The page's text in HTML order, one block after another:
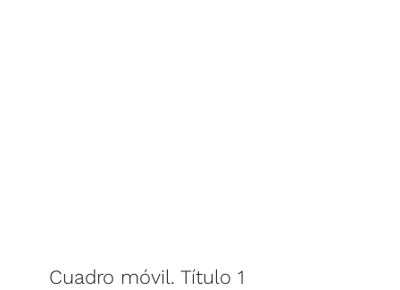
Cuadro móvil. Título 1